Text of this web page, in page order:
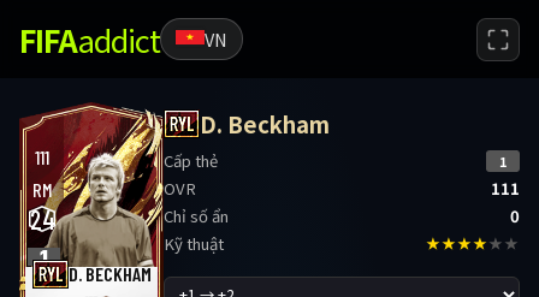
FIFAaddict VN
111
RM
24
1
D. BECKHAM
D. Beckham
Cấp thẻ 1
OVR
111
Chỉ số ẩn
0
Kỹ thuật
★★★★★★